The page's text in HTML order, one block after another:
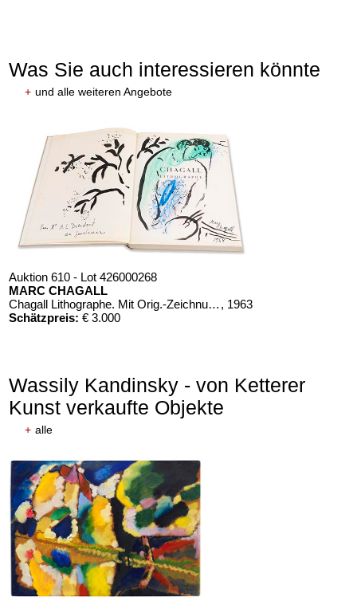
Was Sie auch interessieren könnte
+ und alle weiteren Angebote
Auktion 610 - Lot 426000268
MARC CHAGALL
Chagall Lithographe. Mit Orig.-Zeichnung von Chagall , 1963
Schätzpreis: € 3.000
Wassily Kandinsky - von Ketterer
Kunst verkaufte Objekte
+ alle